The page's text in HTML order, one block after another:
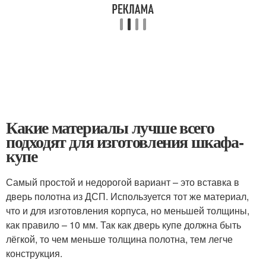
Какие материалы лучше всего
подходят для изготовления шкафа-
купе
Самый простой и недорогой вариант – это вставка в
дверь полотна из ДСП. Используется тот же материал,
что и для изготовления корпуса, но меньшей толщины,
как правило – 10 мм. Так как дверь купе должна быть
лёгкой, то чем меньше толщина полотна, тем легче
конструкция.